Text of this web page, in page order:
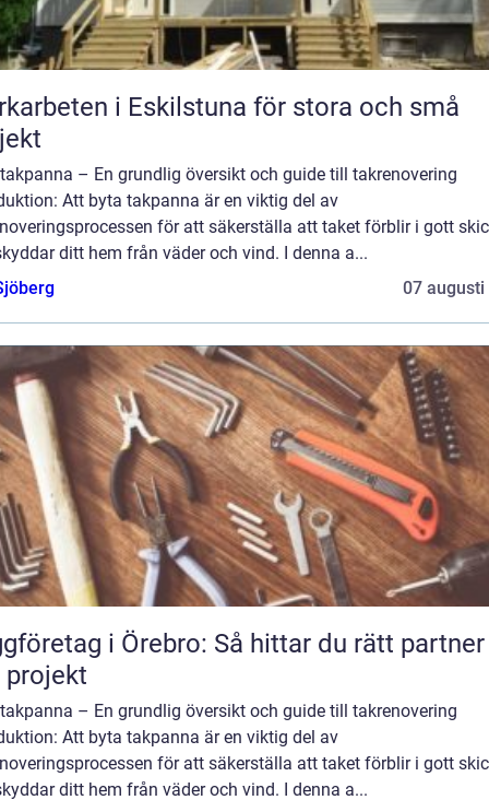
i Eskilstuna för stora och små
– En grundlig översikt och guide till takrenovering
Att byta takpanna är en viktig del av
för att säkerställa att taket förblir i gott
ditt hem från väder och vind. I denna a...
07 augusti
i Örebro: Så hittar du rätt
– En grundlig översikt och guide till takrenovering
Att byta takpanna är en viktig del av
för att säkerställa att taket förblir i gott
ditt hem från väder och vind. I denna a...